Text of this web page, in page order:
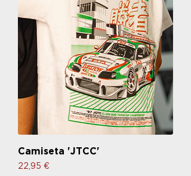
Camiseta 'JTCC'
Precio
22,95 €